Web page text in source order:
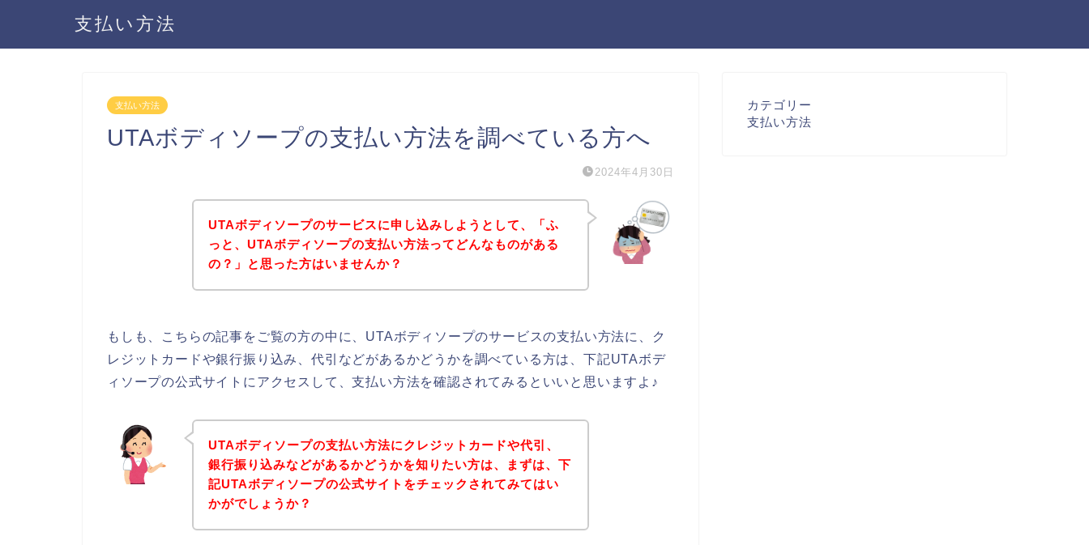
支払い方法
支払い方法
UTAボディソープの支払い方法を調べている方へ
2024年4月30日
UTAボディソープのサービスに申し込みしようとして、「ふ
っと、UTAボディソープの支払い方法ってどんなものがある
の？」と思った方はいませんか？
もしも、こちらの記事をご覧の方の中に、UTAボディソープのサービスの支払い方法に、ク
レジットカードや銀行振り込み、代引などがあるかどうかを調べている方は、下記UTAボデ
ィソープの公式サイトにアクセスして、支払い方法を確認されてみるといいと思いますよ♪
UTAボディソープの支払い方法にクレジットカードや代引、
銀行振り込みなどがあるかどうかを知りたい方は、まずは、下
記UTAボディソープの公式サイトをチェックされてみてはい
かがでしょうか？
カテゴリー
支払い方法